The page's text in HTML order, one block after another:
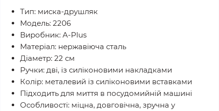
Тип: миска-друшляк
Модель: 2206
Виробник: A-Plus
Матеріал: нержавіюча сталь
Діаметр: 22 см
Ручки: дві, із силіконовими накладками
Колір: металевий із силіконовими вставками
Підходить для миття в посудомийній машині
Особливості: міцна, довговічна, зручна у